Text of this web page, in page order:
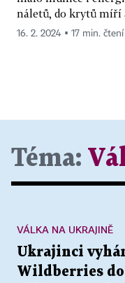
náletů, do krytů míří
16. 2. 2024 ▪ 17 min. čtení
Téma:
Ukrajinci
Wildberries do
VÁLKA NA UKRAJINĚ